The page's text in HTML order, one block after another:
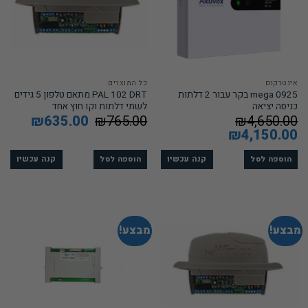
אינטרקום
mega 0925 בקר עבור 2 דלתות
כניסה יציאה
₪4,650.00
המחיר
המקורי
היה:
₪4,650.00.
₪4,150.00 המחיר
הנוכחי
₪4,150.00. הוספה לסל קנה עכשיו
כל המוצרים
PAL 102 DRT מתאם טלפון 5 גידים
לשתי דלתות וקו חוץ אחד
₪765.00 המחיר
המקורי ₪635.00 המחיר
הנוכחי
הוספה לסל קנה עכשיו
מבצע! מבצע!